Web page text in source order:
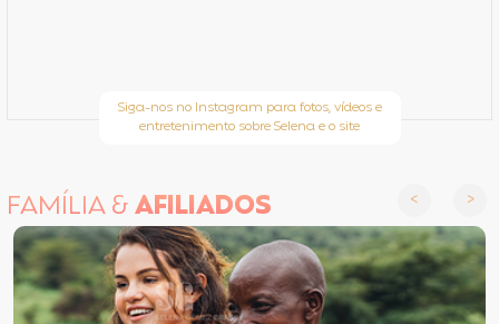
Siga-nos no Instagram para fotos, vídeos e
entretenimento sobre Selena e o site
FAMÍLIA &AFILIADOS